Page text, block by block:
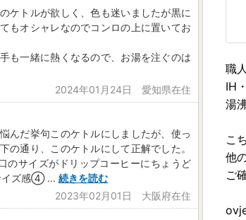
職
IH
湯
こ
他
ご
ケトルが欲しく、色も迷いましたが黒に
もオシャレなのでコンロの上に置いてお
も一緒に熱くなるので、お湯を注ぐのは
2024年01月24日 愛知県在住
んだ挙句このケトルにしましたが、使っ
の通り、このケトルにして正解でした。
サイズがドリップコーヒーにちょうど
イズ感④ ... 続きを読む
2023年02月01日 大阪府在住